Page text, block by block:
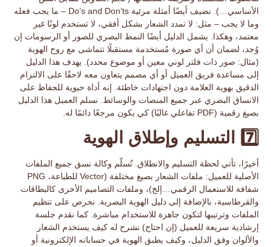
الأساسي…). نضيف أيضًا أمثلة مرئية Do’s and Don’ts – ما يجب فعله
وما لا يجب – مثل: لا تمدد الشعار بشكل أفقي، لا تستخدم لونًا غير
معتمد، وهكذا. يشمل الدليل أيضًا النمط البصري للصور أو الرسومات إن
وُجد، لضمان أن أي صورة مُستخدمة مستقبلًا تتماشى مع روح الهوية
(مثال: صور ذات فلتر لوني معين أو موضوع محدد). يهدف هذا الدليل
إلى مساعدة فريق العميل أو أي مصمم يتعاون معه لاحقًا على الالتزام
الدقيق بهوية العلامة دون اجتهادات خاطئة. إنه أداة حيوية للحفاظ على
الاتساق البصري عبر جميع المنصات والوسائط. نسلم العميل هذا الدليل
بصيغ رقمية (PDF تفاعلي غالبًا) كي يكون مرجعًا دائمًا له.
7️⃣ التسليم وإطلاق الهوية
أخيرًا، تأتي لحظة التسليم والانطلاق. تُسلّم وكالة نسق جميع الملفات
الأصلية للعميل: ملفات الشعار بصيغ مختلفة (Vector للطباعة، PNG
شفافة للاستعمال الرقمي…إلخ)، وملفات التصاميم الأخرى كالبطاقات
والقرطاسية، بالإضافة إلى دليل الهوية البصرية. نحرص على تنظيم
الملفات وترتيبها لتكون جاهزة للاستخدام مباشرة. كما نقدم جلسة
إرشادية سريعة للعميل (إن احتاج) نشرح له كيف يستخدم الشعار
والألوان وفق الدليل، وكيف يطبق الهوية في حساباته الإلكترونية أو